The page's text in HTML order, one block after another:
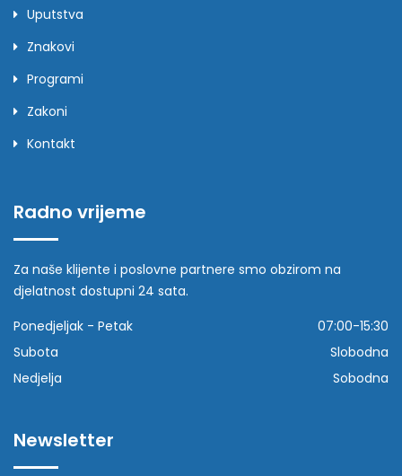
Uputstva
Znakovi
Programi
Zakoni
Kontakt
Radno vrijeme
Za naše klijente i poslovne partnere smo obzirom na
djelatnost dostupni 24 sata.
Ponedjeljak - Petak
07:00-15:30
Subota
Slobodna
Nedjelja
Sobodna
Newsletter